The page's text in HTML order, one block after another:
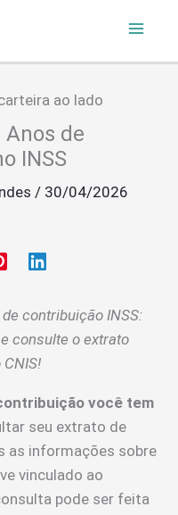
Anos de
INSS
/ 30/04/2026
contribuição INSS:
consulte o extrato
você tem
seu extrato de
as informações sobre
vinculado ao
pode ser feita